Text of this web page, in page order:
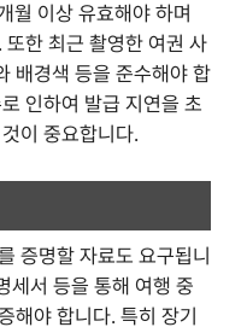
월 이상 유효해야 하며
한 최근 촬영한 여권 사
배경색 등을 준수해야 합
인하여 발급 지연을 초
이 중요합니다.
증명할 자료도 요구됩니
세서 등을 통해 여행 중
해야 합니다. 특히 장기